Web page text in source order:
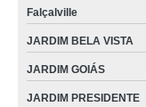
órtese joelho ANDREIA
colares cervicais
Falçalville
JARDIM BELA VISTA
JARDIM GOIÁS
JARDIM PRESIDENTE